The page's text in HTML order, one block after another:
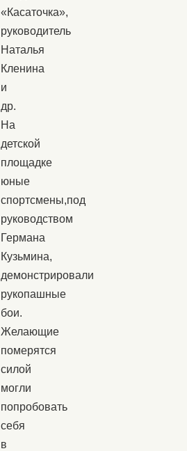
«Касаточка»,
руководитель
Наталья
Кленина
и
др.
На
детской
площадке
юные
спортсмены,под
руководством
Германа
Кузьмина,
демонстрировали
рукопашные
бои.
Желающие
померятся
силой
могли
попробовать
себя
в